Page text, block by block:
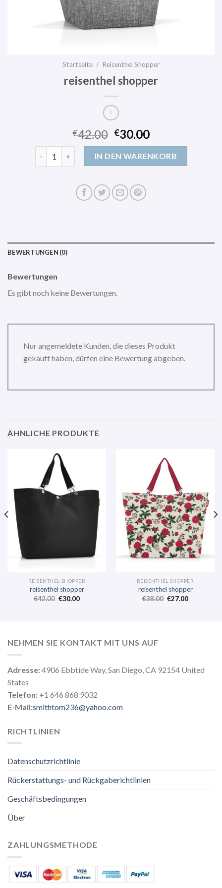
Startseite / Reisenthel Shopper
reisenthel shopper
€42.00 €30.00
reisenthel shopper MengeIN DEN WARENKORB
BEWERTUNGEN (0)
Bewertungen
Es gibt noch keine Bewertungen.
Nur angemeldete Kunden, die dieses Produkt
gekauft haben, dürfen eine Bewertung abgeben.
ÄHNLICHE PRODUKTE
REISENTHEL SHOPPER
reisenthel shopper
€42.00 €30.00
REISENTHEL SHOPPER
reisenthel shopper
€38.00 €27.00
NEHMEN SIE KONTAKT MIT UNS AUF
Adresse:4906 Ebbtide Way, San Diego, CA 92154 United
States
Telefon: +1 646 868 9032
E-Mail:smithtom236@yahoo.com
RICHTLINIEN
Datenschutzrichtlinie
Rückerstattungs- und Rückgaberichtlinien
Geschäftsbedingungen
Über
ZAHLUNGSMETHODE